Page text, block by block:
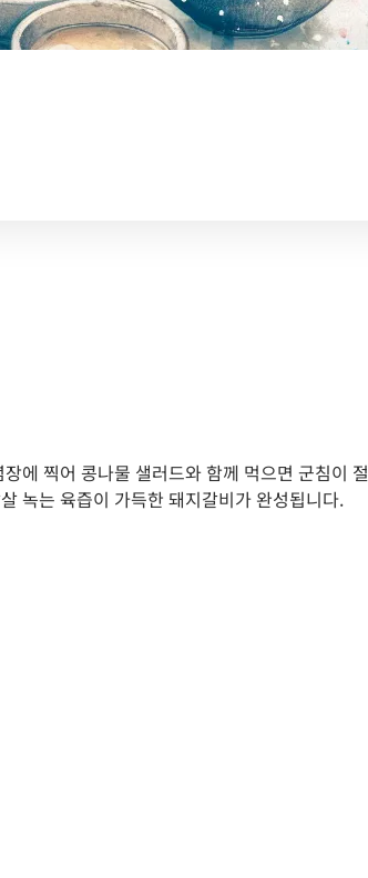
에 찍어 콩나물 샐러드와 함께 먹으면 군침이 절
녹는 육즙이 가득한 돼지갈비가 완성됩니다.